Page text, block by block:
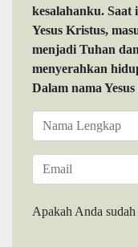
kesalahanku. Saat
Yesus Kristus,
menjadi Tuhan
menyerahkan
Dalam nama
Apakah Anda